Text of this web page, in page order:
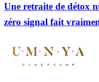
Une retraite de détox
zéro signal fait